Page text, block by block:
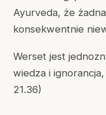
Ayurveda, że
konsekwentnie
Werset jest
wiedza i
21.36)